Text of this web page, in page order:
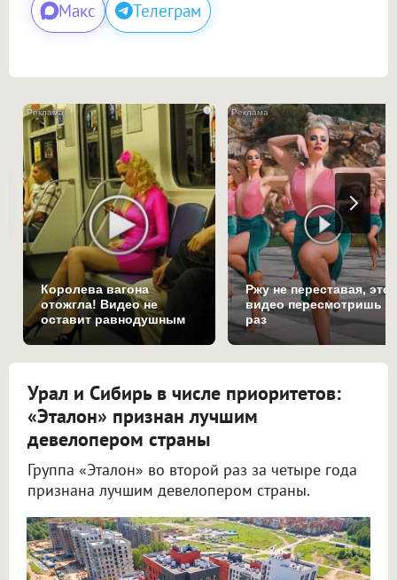
Макс Телеграм
i
Королева вагона
отожгла! Видео не
оставит равнодушным
Ржу не переставая, это
видео пересмотришь
раз
Урал и Сибирь в числе приоритетов:
«Эталон» признан лучшим
девелопером страны
Группа «Эталон» во второй раз за четыре года
признана лучшим девелопером страны.